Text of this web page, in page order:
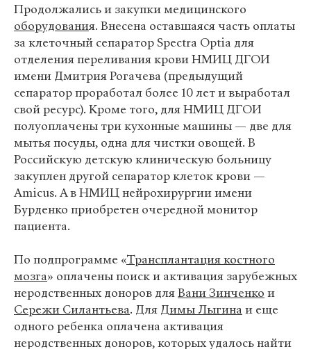
Продолжались и закупки медицинского
оборудования. Внесена оставшаяся часть оплаты
за клеточный сепаратор Spectra Optia для
отделения переливания крови НМИЦ ДГОИ
имени Дмитрия Рогачева (предыдущий
сепаратор проработал более 10 лет и выработал
свой ресурс). Кроме того, для НМИЦ ДГОИ
полуоплачены три кухонные машины — две для
мытья посуды, одна для чистки овощей. В
Российскую детскую клиническую больницу
закуплен другой сепаратор клеток крови —
Amicus. А в НМИЦ нейрохирургии имени
Бурденко приобретен очередной монитор
пациента.
По подпрограмме «Трансплантация костного
мозга» оплачены поиск и активация зарубежных
неродственных доноров дляВани Зинченко и
Сережи Силантьева. Для Димы Лыгина и еще
одного ребенка оплачена активация
неродственных доноров, которых удалось найти